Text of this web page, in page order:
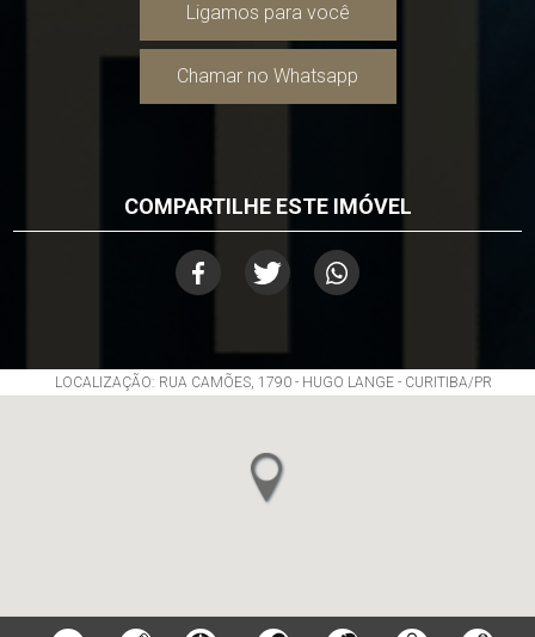
Ligamos para você
Chamar no Whatsapp
COMPARTILHE ESTE IMÓVEL
LOCALIZAÇÃO: RUA CAMÕES, 1790 - HUGO LANGE - CURITIBA/PR